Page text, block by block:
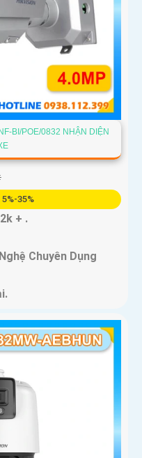
BI/POE/0832 NHẬN DIỆN
35%
+ .
Chuyên Dụng